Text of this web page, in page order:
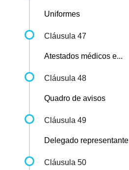
Uniformes
Cláusula 47
Atestados médicos e...
Cláusula 48
Quadro de avisos
Cláusula 49
Delegado representante
Cláusula 50